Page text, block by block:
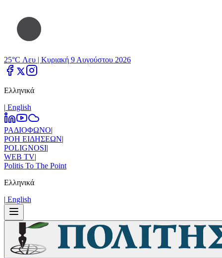
25°C Λευ | Κυριακή 9 Αυγούστου 2026
Ελληνικά
| Εnglish
ΡΑΔΙΟΦΩΝΟ|
ΡΟΗ ΕΙΔΗΣΕΩΝ|
POLIGNOSI|
WEB TV|
Politis To The Point
Ελληνικά
| Εnglish